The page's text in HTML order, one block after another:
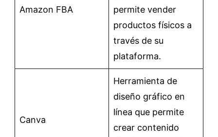
Amazon FBA
permite vender
productos físicos a
través de su
plataforma.
Canva
Herramienta de
diseño gráfico en
línea que permite
crear contenido